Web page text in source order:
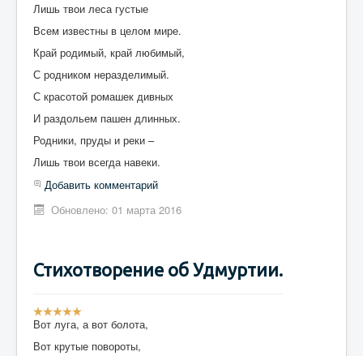
Лишь твои леса густые
Всем известны в целом мире.
Край родимый, край любимый,
С родником неразделимый.
С красотой ромашек дивных
И раздольем пашен длинных.
Родники, пруды и реки –
Лишь твои всегда навеки.
Добавить комментарий
Обновлено: 01 марта 2016
Стихотворение об Удмуртии.
Р
е
й
Вот луга, а вот болота,
Вот крутые повороты,